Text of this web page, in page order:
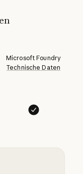
Microsoft Foundry
Technische Daten